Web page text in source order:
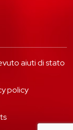
aiuti di stato
policy